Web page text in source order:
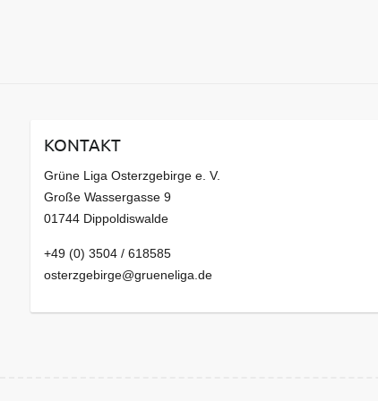
KONTAKT
Grüne Liga Osterzgebirge e. V.
Große Wassergasse 9
01744 Dippoldiswalde
+49 (0) 3504 / 618585
osterzgebirge@grueneliga.de